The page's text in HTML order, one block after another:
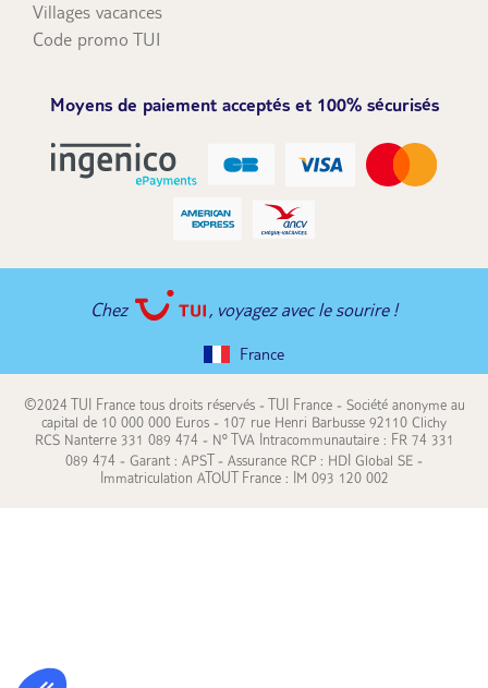
Villages vacances
Code promo TUI
Moyens de paiement acceptés et 100% sécurisés
Chez , voyagez avec le sourire !
France
©2024 TUI France tous droits réservés - TUI France - Société anonyme au
capital de 10 000 000 Euros - 107 rue Henri Barbusse 92110 Clichy
RCS Nanterre 331 089 474 - N° TVA Intracommunautaire : FR 74 331
089 474 - Garant : APST - Assurance RCP : HDI Global SE -
Immatriculation ATOUT France : IM 093 120 002